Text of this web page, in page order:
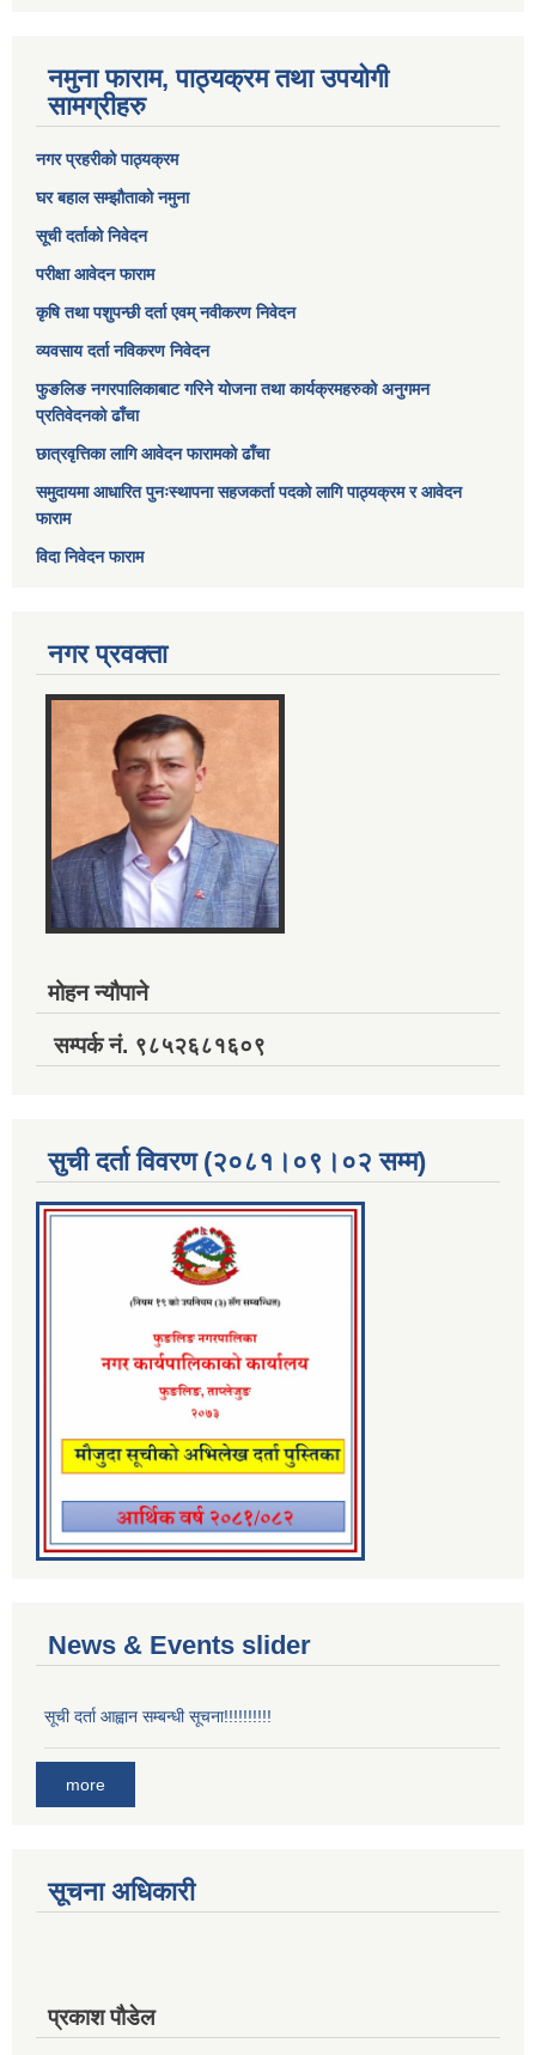
नमुना फाराम, पाठ्यक्रम तथा उपयोगी
सामग्रीहरु
नगर प्रहरीको पाठ्यक्रम
घर बहाल सम्झौताको नमुना
सूची दर्ताको निवेदन
परीक्षा आवेदन फाराम
कृषि तथा पशुपन्छी दर्ता एवम् नवीकरण निवेदन
व्यवसाय दर्ता नविकरण निवेदन
फुङलिङ नगरपालिकाबाट गरिने योजना तथा कार्यक्रमहरुको अनुगमन
प्रतिवेदनको ढाँचा
छात्रवृत्तिका लागि आवेदन फारामको ढाँचा
समुदायमा आधारित पुनःस्थापना सहजकर्ता पदको लागि पाठ्यक्रम र आवेदन
फाराम
विदा निवेदन फाराम
नगर प्रवक्ता
मोहन न्यौपाने
सम्पर्क नं. ९८५२६८१६०९
सुची दर्ता विवरण (२०८१।०९।०२ सम्म)
News & Events slider
सूची दर्ता आह्वान सम्बन्धी सूचना!!!!!!!!!!
more
सूचना अधिकारी
प्रकाश पौडेल